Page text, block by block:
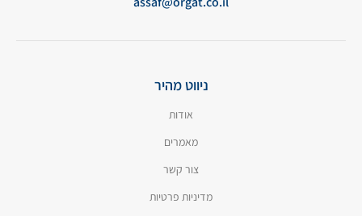
ניווט מהיר
אודות
מאמרים
צור קשר
מדיניות פרטיות